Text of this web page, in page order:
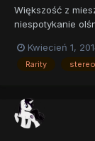
Większość z
niespotykanie
kucyk? Czy
może już na
Kwiecień 1,
Rarity